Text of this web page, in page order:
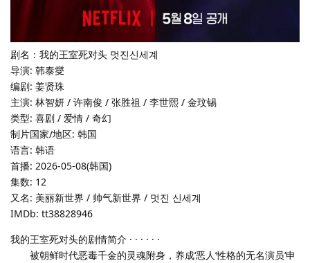
剧名：我的王室死对头 멋진신세계
导演: 韩泰燮
编剧: 姜贤珠
主演: 林智妍 / 许南俊 / 张胜祖 / 李世熙 / 金玟锡
类型: 喜剧 / 爱情 / 奇幻
制片国家/地区: 韩国
语言: 韩语
首播: 2026-05-08(韩国)
集数: 12
又名: 美丽新世界 / 帅气新世界 / 멋진 신세계
IMDb: tt38828946
我的王室死对头的剧情简介 · · · · · ·
被朝鲜时代恶毒千金的灵魂附身，养成‘恶人’性格的无名演员‘申